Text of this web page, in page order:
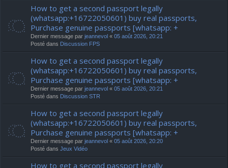
How to get a second passport legally
(whatsapp:+16722050601) buy real passports,
Purchase genuine passports [whatsapp: +
Dernier message par jeannevol « 05 août 2026, 20:21
Posté dans Discussion FPS
How to get a second passport legally
(whatsapp:+16722050601) buy real passports,
Purchase genuine passports [whatsapp: +
Dernier message par jeannevol « 05 août 2026, 20:21
Posté dans Discussion STR
How to get a second passport legally
(whatsapp:+16722050601) buy real passports,
Purchase genuine passports [whatsapp: +
Dernier message par jeannevol « 05 août 2026, 20:20
Posté dans Jeux Vidéo
How to get a second passport legally